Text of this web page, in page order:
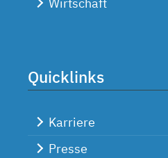
Wirtschaft
Quicklinks
Karriere
Presse